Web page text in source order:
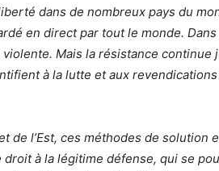
dans de nombreux pays du
en direct par tout le monde.
Mais la résistance continue
à la lutte et aux
de l’Est, ces méthodes de
à la légitime défense, qui se